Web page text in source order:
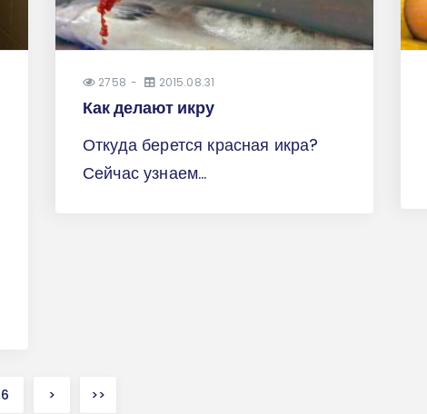
2758 2015.08.31
Как делают икру
Откуда берется красная икра?
Сейчас узнаем…
6 > >>